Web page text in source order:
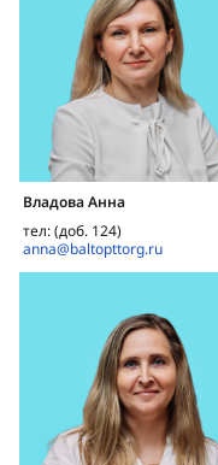
Владова Анна
тел: (доб. 124)
anna@baltopttorg.ru